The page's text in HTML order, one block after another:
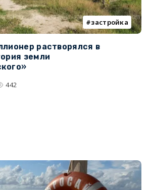
застройка
растворялся в
земли
442